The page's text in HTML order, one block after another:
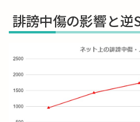
誹謗中傷の影響と逆